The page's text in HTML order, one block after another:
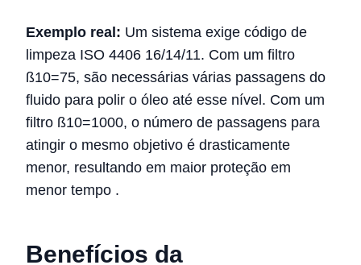
Exemplo real: Um sistema exige código de
limpeza ISO 4406 16/14/11. Com um filtro
ß10=75, são necessárias várias passagens do
fluido para polir o óleo até esse nível. Com um
filtro ß10=1000, o número de passagens para
atingir o mesmo objetivo é drasticamente
menor, resultando em maior proteção em
menor tempo .
Benefícios da